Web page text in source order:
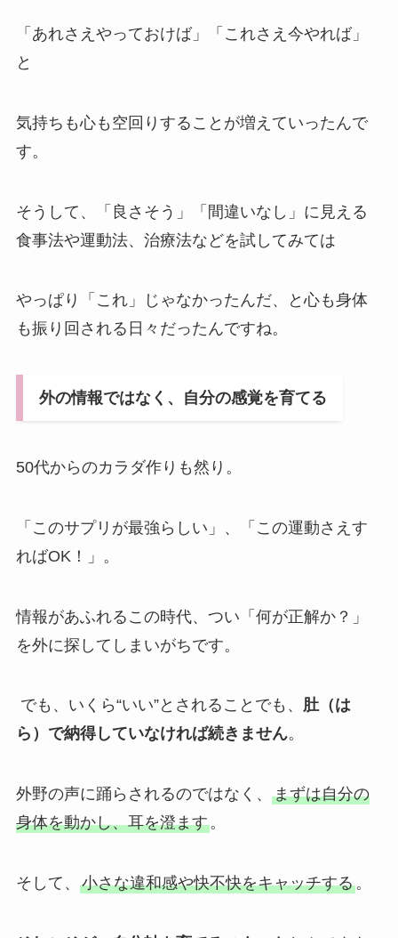
「あれさえやっておけば」「これさえ今やれば」
と
気持ちも心も空回りすることが増えていったんで
す。
そうして、「良さそう」「間違いなし」に見える
食事法や運動法、治療法などを試してみては
やっぱり「これ」じゃなかったんだ、と心も身体
も振り回される日々だったんですね。
外の情報ではなく、自分の感覚を育てる
50代からのカラダ作りも然り。
「このサプリが最強らしい」、「この運動さえす
ればOK！」。
情報があふれるこの時代、つい「何が正解か？」
を外に探してしまいがちです。
でも、いくら“いい”とされることでも、 肚（は
ら）で納得していなければ続きません。
外野の声に踊らされるのではなく、 まずは自分の
身体を動かし、耳を澄ます。
そして、 小さな違和感や快不快をキャッチする。